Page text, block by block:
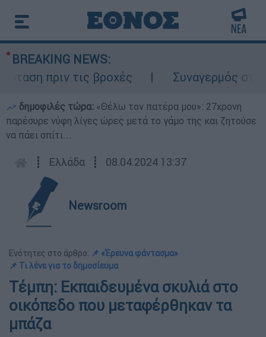
BREAKING NEWS:
πριν τις βροχές
Συναγερμός στον
δημοφιλές τώρα: «Θέλω τον πατέρα μου»: 27χρονη
παρέσυρε νύφη λίγες ώρες μετά το γάμο της και ζητούσε
να πάει σπίτι...
┋ Ελλάδα ┋ 08.04.2024 13:37
Newsroom
Ενότητες στο άρθρο: 📌 «Έρευνα φάντασμα»
📌 Τι λένε για το δημοσίευμα
Τέμπη: Εκπαιδευμένα σκυλιά στο
οικόπεδο που μεταφέρθηκαν τα
μπάζα